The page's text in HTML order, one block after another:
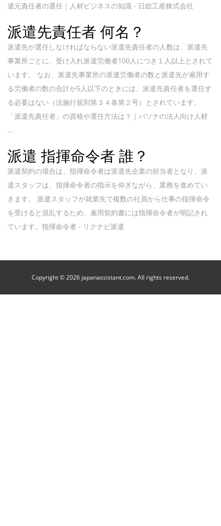
遣元責任者の選任｜人材ビジネスの知識 - 日総工産株式会社
派遣先責任者 何名？
派遣先が選任しなければならない派遣先責任者の人数は、派遣先
事業所ごとに、受け入れ派遣労働者100人につき１人以上とされて
います。 なお、派遣先事業所の派遣労働者の数と派遣先が雇用す
る労働者の数の合計が5人以下のときには、派遣先責任者を選任す
る必要はない（法施行規則第３４条第２号）とされています。
「派遣先責任者」の資格や選任方法は？｜パソナの法人向け人材
...
派遣 指揮命令者 誰？
派遣契約の場合は、指揮命令者は派遣先企業の担当者となり、派
遣スタッフは、指揮命令者の指示を仰ぎながら、業務を進めてい
きます。 派遣スタッフが就業先で複数の社員から仕事の指揮命令
を受けると混乱するため、雇用契約書には指揮命令者が明記され
ています。指揮命令者 - リクナビ派遣
Copyright © 2026 japanassistant.com. All rights reserved.